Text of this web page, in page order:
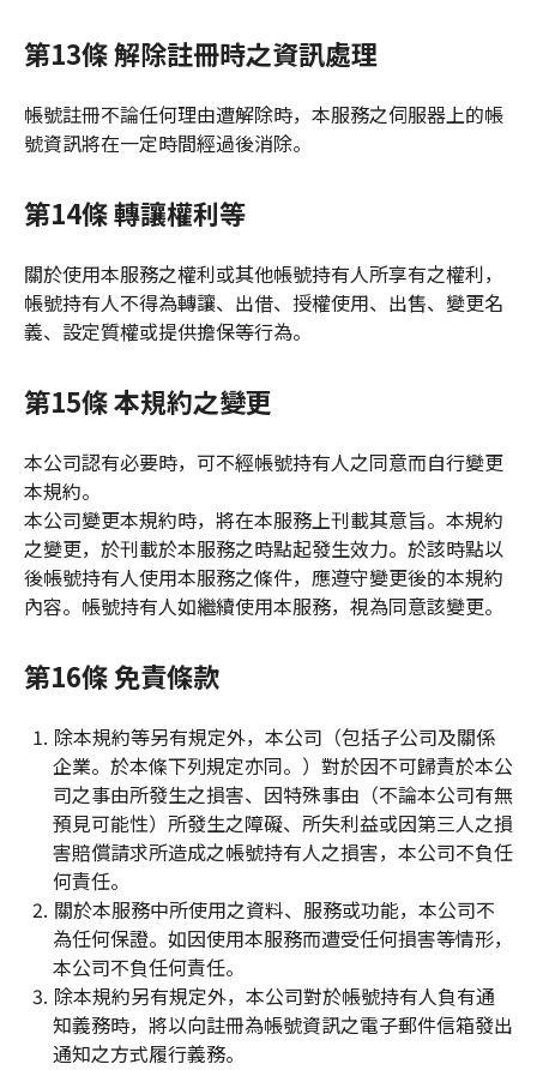
第13條 解除註冊時之資訊處理
帳號註冊不論任何理由遭解除時，本服務之伺服器上的帳
號資訊將在一定時間經過後消除。
第14條 轉讓權利等
關於使用本服務之權利或其他帳號持有人所享有之權利，
帳號持有人不得為轉讓、出借、授權使用、出售、變更名
義、設定質權或提供擔保等行為。
第15條 本規約之變更
本公司認有必要時，可不經帳號持有人之同意而自行變更
本規約。
本公司變更本規約時，將在本服務上刊載其意旨。本規約
之變更，於刊載於本服務之時點起發生效力。於該時點以
後帳號持有人使用本服務之條件，應遵守變更後的本規約
內容。帳號持有人如繼續使用本服務，視為同意該變更。
第16條 免責條款
除本規約等另有規定外，本公司（包括子公司及關係
企業。於本條下列規定亦同。）對於因不可歸責於本公
司之事由所發生之損害、因特殊事由（不論本公司有無
預見可能性）所發生之障礙、所失利益或因第三人之損
害賠償請求所造成之帳號持有人之損害，本公司不負任
何責任。
關於本服務中所使用之資料、服務或功能，本公司不
為任何保證。如因使用本服務而遭受任何損害等情形，
本公司不負任何責任。
除本規約另有規定外，本公司對於帳號持有人負有通
知義務時，將以向註冊為帳號資訊之電子郵件信箱發出
通知之方式履行義務。